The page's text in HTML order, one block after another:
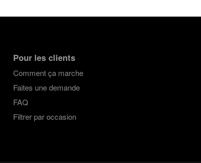
Pour les clients
Comment ça marche
Faites une demande
FAQ
Filtrer par occasion